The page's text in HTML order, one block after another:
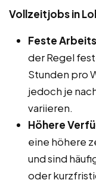
Vollzeitjobs in
Feste
der Regel
Stunden pro
jedoch je
variieren.
Höhere
eine höhere
und sind
oder